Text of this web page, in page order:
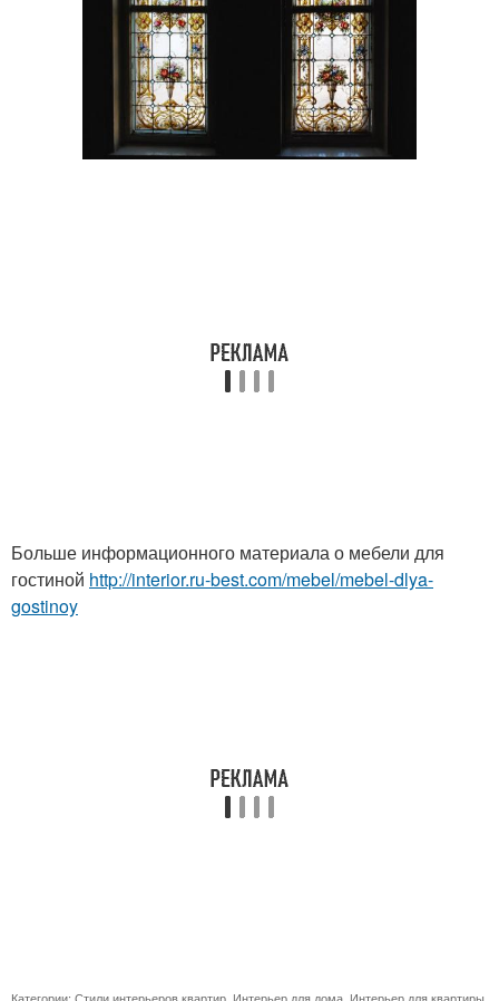
Больше информационного материала о мебели для
гостиной http://interior.ru-best.com/mebel/mebel-dlya-
gostinoy